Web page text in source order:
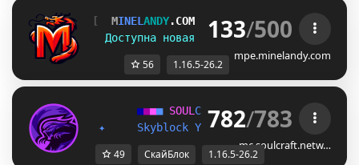
[ MINEL ANDY.COM ] - 1.21.1 / 1.16.5-
Доступна новая ер сия! - Minecraft 26.2
133/500
mpe.minelandy.com
56 1.16.5-26.2
■■■■ SOUL C AFT • 1.16.5/ 26.2
✦
Skybl ock Y ni Sezo n Aktif ✦
782/783
mc.soulcraft.netw…
49 СкайБлок 1.16.5-26.2